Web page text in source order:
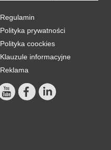
Regulamin
Polityka prywatności
Polityka coockies
Klauzule informacyjne
Reklama